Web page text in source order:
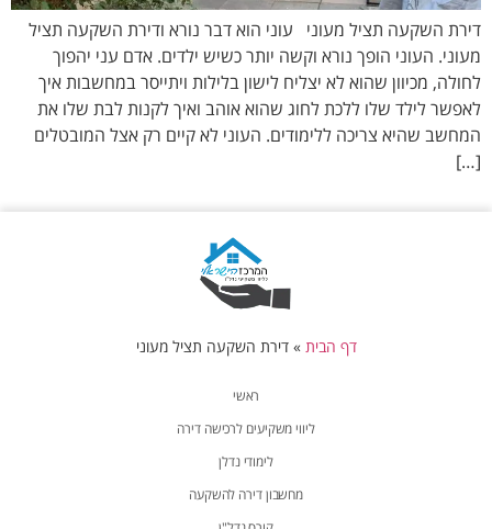
דירת השקעה תציל מעוני עוני הוא דבר נורא ודירת השקעה תציל
מעוני. העוני הופך נורא וקשה יותר כשיש ילדים. אדם עני יהפוך
לחולה, מכיוון שהוא לא יצליח לישון בלילות ויתייסר במחשבות איך
לאפשר לילד שלו ללכת לחוג שהוא אוהב ואיך לקנות לבת שלו את
המחשב שהיא צריכה ללימודים. העוני לא קיים רק אצל המובטלים
[…]
ראשי
ליווי משקיעים לרכישה דירה
לימודי נדלן
מחשבון דירה להשקעה
דף הבית »דירת השקעה תציל מעוני